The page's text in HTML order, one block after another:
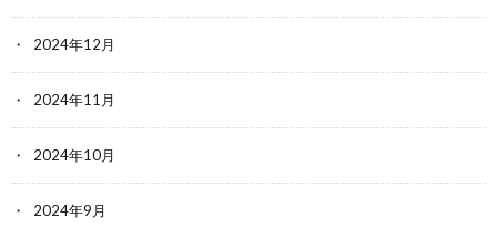
2024年12月
2024年11月
2024年10月
2024年9月